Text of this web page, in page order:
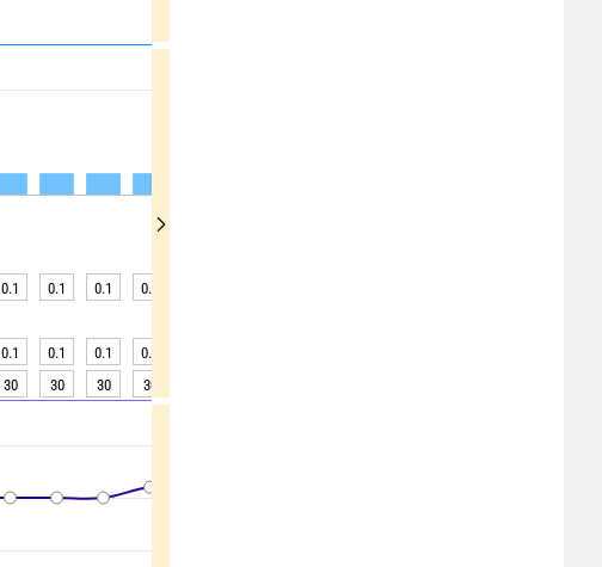
0.1 0.1 0.1 0.1
0.1 0.1 0.1 0.1
30 30 30 30